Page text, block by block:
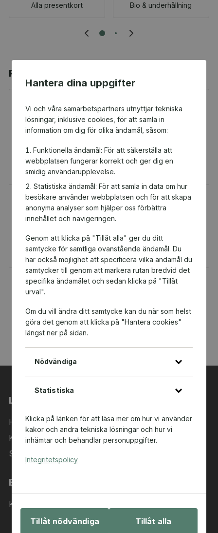
Hantera dina uppgifter
Vi och våra samarbetspartners utnyttjar tekniska
lösningar, inklusive cookies, för att samla in
information om dig för olika ändamål, såsom:
Funktionella ändamål: För att säkerställa att
webbplatsen fungerar korrekt och ger dig en
smidig användarupplevelse.
Statistiska ändamål: För att samla in data om hur
besökare använder webbplatsen och för att skapa
anonyma analyser som hjälper oss förbättra
innehållet och navigeringen.
Genom att klicka på "Tillåt alla" ger du ditt
samtycke för samtliga ovanstående ändamål. Du
har också möjlighet att specificera vilka ändamål du
samtycker till genom att markera rutan bredvid det
specifika ändamålet och sedan klicka på "Tillåt
urval".
Om du vill ändra ditt samtycke kan du när som helst
göra det genom att klicka på "Hantera cookies"
längst ner på sidan.
Nödvändiga
Statistiska
Klicka på länken för att läsa mer om hur vi använder
kakor och andra tekniska lösningar och hur vi
inhämtar och behandlar personuppgifter.
Integritetspolicy
Tillåt nödvändiga Tillåt alla
Alla presentkort Bio & underhållning
Populära produkter
H&M Presentkort
Presentkort
Du och Falkenbergs
BTK får 5 kr tillbaka
Golfamore
Presentkort
Du och Falkenbergs
BTK får 29,75 kr
tillbaka
Länkar
Hem
Kategorier
Sök i sortimentet
Behöver du hjälp?
Kontakta oss